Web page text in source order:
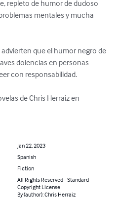
repleto de humor de dudoso
mentales y mucha
que el humor negro de
dolencias en personas
con responsabilidad.
de Chris Herraiz en
Jan 22, 2023
Spanish
Fiction
All Rights Reserved - Standard
Copyright License
By (author): Chris Herraiz